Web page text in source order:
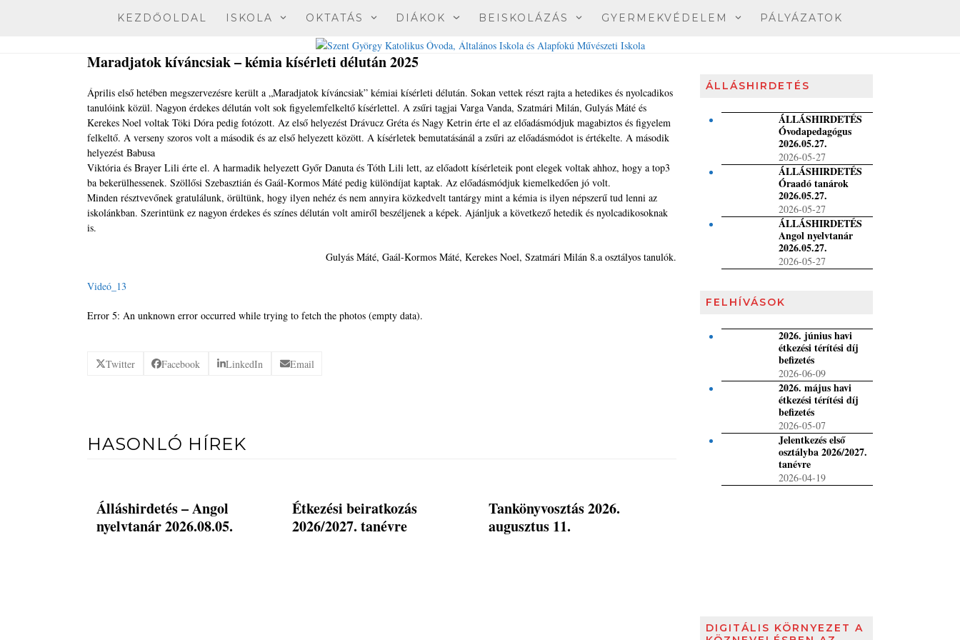
KEZDŐOLDAL ISKOLA OKTATÁS DIÁKOK BEISKOLÁZÁS GYERMEKVÉDELEM PÁLYÁZATOK
Maradjatok kíváncsiak – kémia kísérleti délután 2025
Április első hetében megszervezésre került a „Maradjatok kíváncsiak” kémiai kísérleti délután. Sokan vettek részt rajta a hetedikes és nyolcadikos
tanulóink közül. Nagyon érdekes délután volt sok figyelemfelkeltő kísérlettel. A zsűri tagjai Varga Vanda, Szatmári Milán, Gulyás Máté és
Kerekes Noel voltak Töki Dóra pedig fotózott. Az első helyezést Drávucz Gréta és Nagy Ketrin érte el az előadásmódjuk magabiztos és figyelem
felkeltő. A verseny szoros volt a második és az első helyezett között. A kísérletek bemutatásánál a zsűri az előadásmódot is értékelte. A második
helyezést Babusa
Viktória és Brayer Lili érte el. A harmadik helyezett Győr Danuta és Tóth Lili lett, az előadott kísérleteik pont elegek voltak ahhoz, hogy a top3
ba bekerülhessenek. Szöllősi Szebasztián és Gaál-Kormos Máté pedig különdíjat kaptak. Az előadásmódjuk kiemelkedően jó volt.
Minden résztvevőnek gratulálunk, örültünk, hogy ilyen nehéz és nem annyira közkedvelt tantárgy mint a kémia is ilyen népszerű tud lenni az
iskolánkban. Szerintünk ez nagyon érdekes és színes délután volt amiről beszéljenek a képek. Ajánljuk a következő hetedik és nyolcadikosoknak
is.
Gulyás Máté, Gaál-Kormos Máté, Kerekes Noel, Szatmári Milán 8.a osztályos tanulók.
Videó_13
Error 5: An unknown error occurred while trying to fetch the photos (empty data).
Twitter Facebook LinkedIn Email
HASONLÓ HÍREK
Álláshirdetés – Angol
nyelvtanár 2026.08.05.
Étkezési beiratkozás
2026/2027. tanévre
Tankönyvosztás 2026.
augusztus 11.
ÁLLÁSHIRDETÉS
ÁLLÁSHIRDETÉS
Óvodapedagógus
2026.05.27.
2026-05-27
ÁLLÁSHIRDETÉS
Óraadó tanárok
2026.05.27.
2026-05-27
ÁLLÁSHIRDETÉS
Angol nyelvtanár
2026.05.27.
2026-05-27
FELHÍVÁSOK
2026. június havi
étkezési térítési díj
befizetés
2026-06-09
2026. május havi
étkezési térítési díj
befizetés
2026-05-07
Jelentkezés első
osztályba 2026/2027.
tanévre
2026-04-19
DIGITÁLIS KÖRNYEZET A